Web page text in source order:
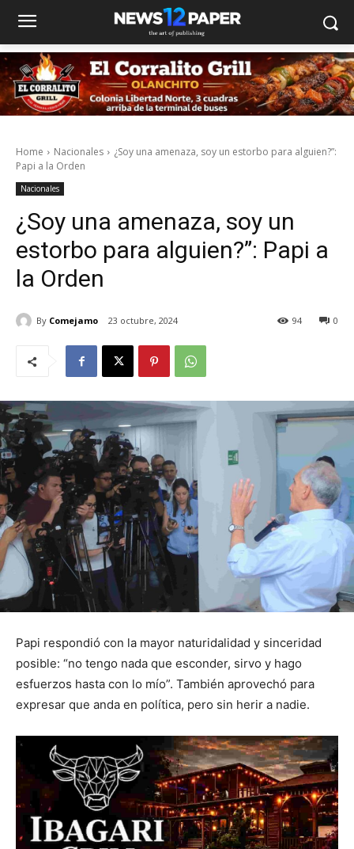
Home Nacionales
¿Soy una amenaza, soy un estorbo para alguien?”:
Papi a la Orden
Nacionales
¿Soy una amenaza, soy un
estorbo para alguien?”: Papi a
la Orden
By Comejamo 23 octubre, 2024 0
94
Papi respondió con la mayor naturidalidad y sinceridad
posible: “no tengo nada que esconder, sirvo y hago
esfuerzos hasta con lo mío”. También aprovechó para
expresar que anda en política, pero sin herir a nadie.